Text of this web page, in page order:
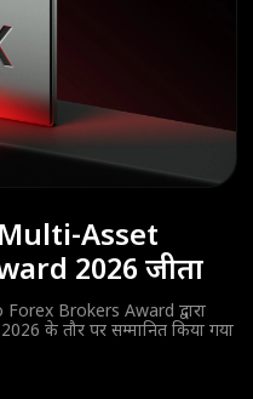
Asset
2026 जीता
Brokers Award द्वारा
के तौर पर सम्मानित किया गया